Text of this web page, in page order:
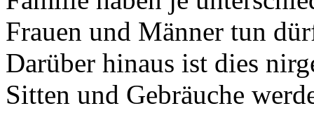
Frauen und Männer tun
Darüber hinaus ist dies
Sitten und Gebräuche